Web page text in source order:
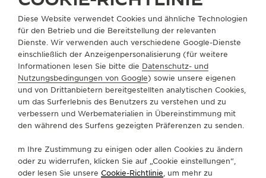
THE SOUND MAKER
THE STELLAR ODYSSEY
THE PRECISION PIONEER
ALLE VERANSTALTUNGEN ANZEIGEN
BOUTIQUE SUCHEN ALLE STORESNORDAMERIKA
VEREINIGTE STAATEN VON AMERIKAMANHASSET
FOLGEN SIE UNS
ÜBER UNS
SERVICELEISTUNGEN
Diese Website verwendet Cookies und ähnliche Technologien
für den Betrieb und die Bereitstellung der relevanten
Dienste. Wir verwenden auch verschiedene Google-Dienste
einschließlich der Anzeigenpersonalisierung (für weitere
Informationen lesen Sie bitte die Datenschutz- und
Nutzungsbedingungen von Google) sowie unsere eigenen
und von Drittanbietern bereitgestellten analytischen Cookies,
um das Surferlebnis des Benutzers zu verstehen und zu
verbessern und Werbematerialien in Übereinstimmung mit
den während des Surfens gezeigten Präferenzen zu senden.
m Ihre Zustimmung zu einigen oder allen Cookies zu ändern
oder zu widerrufen, klicken Sie auf „Cookie einstellungen“,
oder lesen Sie unsere Cookie-Richtlinie, um mehr zu